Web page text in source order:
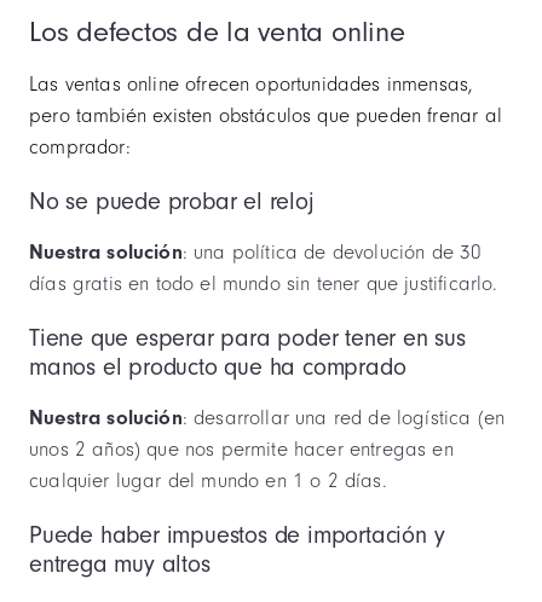
Los defectos de la venta online
Las ventas online ofrecen oportunidades inmensas,
pero también existen obstáculos que pueden frenar al
comprador:
No se puede probar el reloj
Nuestra solución: una política de devolución de 30
días gratis en todo el mundo sin tener que justificarlo.
Tiene que esperar para poder tener en sus
manos el producto que ha comprado
Nuestra solución: desarrollar una red de logística (en
unos 2 años) que nos permite hacer entregas en
cualquier lugar del mundo en 1 o 2 días.
Puede haber impuestos de importación y
entrega muy altos